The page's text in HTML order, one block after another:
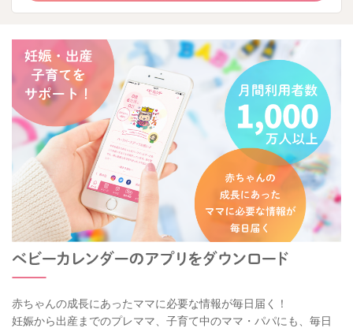
赤ちゃんの成長にあったママに必要な情報が毎日届く！
妊娠から出産までのプレママ、子育て中のママ・パパにも、毎日